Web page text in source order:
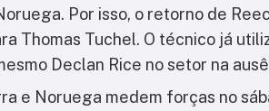
Por isso, o retorno de
Thomas Tuchel. O técnico já
Declan Rice no setor na
e Noruega medem forças no